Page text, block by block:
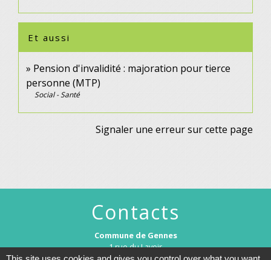
Et aussi
Pension d'invalidité : majoration pour tierce
personne (MTP)
Social - Santé
Signaler une erreur sur cette page
Contacts
Commune de Gennes
1 rue du Lavoir